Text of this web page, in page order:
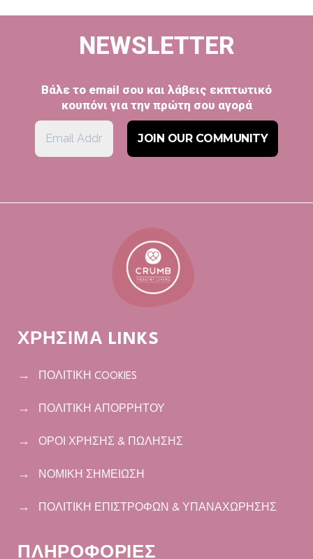
NEWSLETTER
Βάλε το email σου και λάβεις εκπτωτικό
κουπόνι για την πρώτη σου αγορά
ΧΡΗΣΙΜΑ LINKS
ΠΟΛΙΤΙΚΗ COOKIES
ΠΟΛΙΤΙΚΗ ΑΠΟΡΡΗΤΟΥ
ΟΡΟΙ ΧΡΗΣΗΣ & ΠΩΛΗΣΗΣ
ΝΟΜΙΚΗ ΣΗΜΕΙΩΣΗ
ΠΟΛΙΤΙΚΗ ΕΠΙΣΤΡΟΦΩΝ & ΥΠΑΝΑΧΩΡΗΣΗΣ
ΠΛΗΡΟΦΟΡΙΕΣ